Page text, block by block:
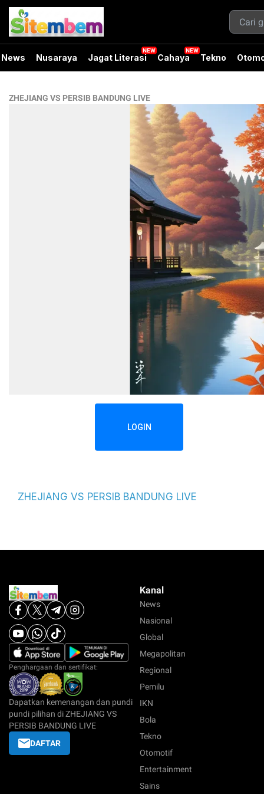
News Nusaraya Jagat Literasi Cahaya Tekno
ZHEJIANG VS PERSIB BANDUNG LIVE
LOGIN
ZHEJIANG VS PERSIB BANDUNG LIVE
Penghargaan dan sertifikat:
Dapatkan kemenangan dan pundi
pundi pilihan di ZHEJIANG VS
PERSIB BANDUNG LIVE
DAFTAR
Kanal
News
Nasional
Global
Megapolitan
Regional
Pemilu
IKN
Bola
Tekno
Otomotif
Entertainment
Sains